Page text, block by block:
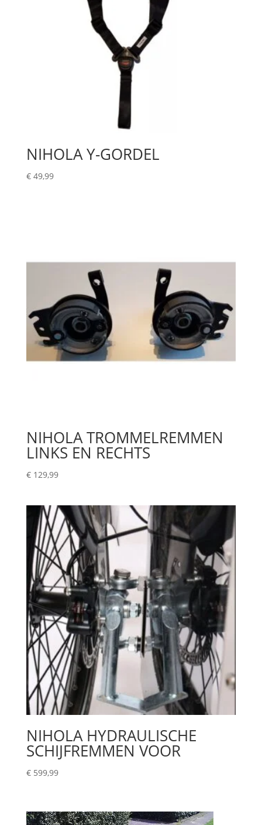
NIHOLA Y-GORDEL
€49,99
NIHOLA TROMMELREMMEN
LINKS EN RECHTS
€129,99
NIHOLA HYDRAULISCHE
SCHIJFREMMEN VOOR
€599,99